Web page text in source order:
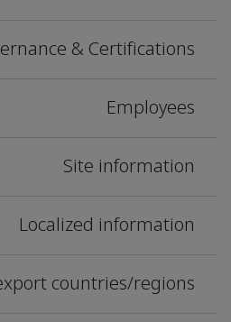
& Certifications
Employees
Site information
Localized information
countries/regions